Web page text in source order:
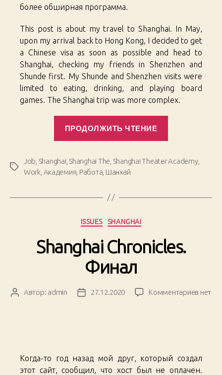
более обширная программа.
This post is about my travel to Shanghai. In May,
upon my arrival back to Hong Kong, I decided to get
a Chinese visa as soon as possible and head to
Shanghai, checking my friends in Shenzhen and
Shunde first. My Shunde and Shenzhen visits were
limited to eating, drinking, and playing board
games. The Shanghai trip was more complex.
ПРОДОЛЖИТЬ ЧТЕНИЕ
10.
Visit»
Метки
Job Shanghai Shanghai The Shanghai Theater Academy,
Work Академия Работа Шанхай
Рубрики
ISSUES SHANGHAI
Shanghai Chronicles.
Финал
АвторАвтор: admin
Дата27.12.2020 Комментариев кнет
Когда-то год назад мой друг, который создал
этот сайт, сообщил, что хост был не оплачен.